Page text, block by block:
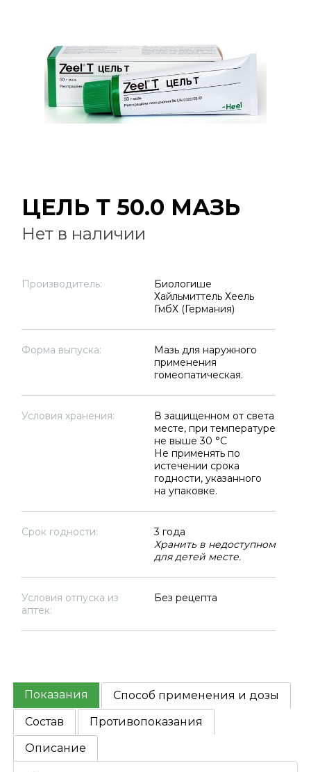
ЦЕЛЬ Т 50.0 МАЗЬ
Нет в наличии
Производитель:
Биологише
Хайльмиттель Хеель
ГмбХ (Германия)
Форма выпуска:
Мазь для наружного
применения
гомеопатическая.
Условия хранения:
В защищенном от света
месте, при температуре
не выше 30 °C
Не применять по
истечении срока
годности, указанного
на упаковке.
Срок годности:
3 года
Хранить в недоступном
для детей месте.
Условия отпуска из
аптек:
Без рецепта
Показания
Способ применения и дозы
Состав
Противопоказания
Описание